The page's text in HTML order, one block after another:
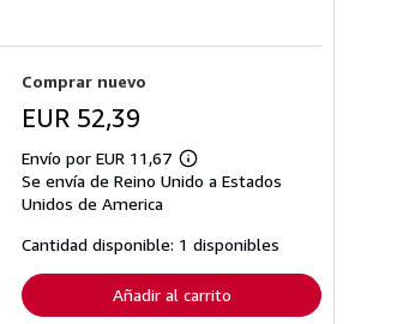
Comprar nuevo
EUR 52,39
Envío por EUR 11,67
Más
información
tarifas
de
envío
Se envía de Reino Unido a Estados
Unidos de America
Cantidad disponible: 1 disponibles
Añadir al carrito